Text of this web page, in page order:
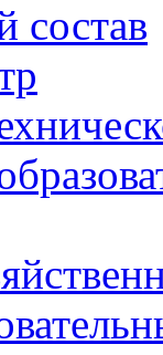
состав